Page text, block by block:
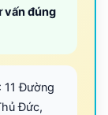
vấn đúng
11 Đường
Đức,